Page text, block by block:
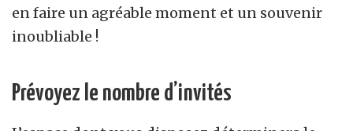
en faire un agréable moment et un souvenir
inoubliable !
Prévoyez le nombre d’invités